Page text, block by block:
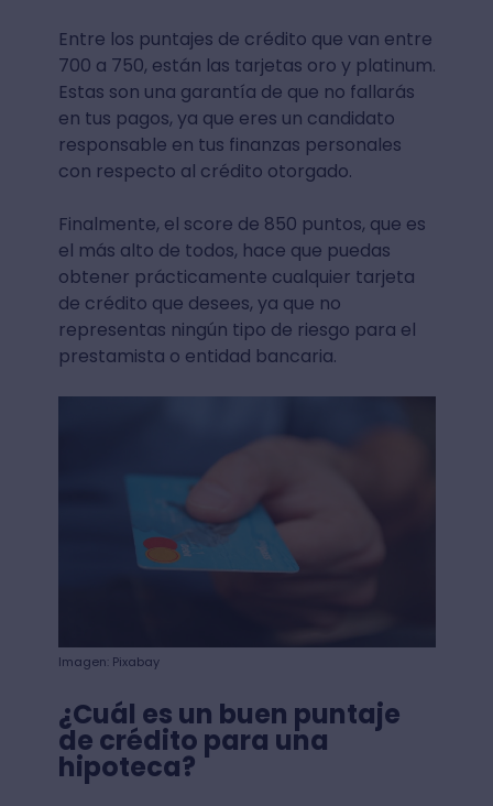
Entre los puntajes de crédito que van entre
700 a 750, están las tarjetas oro y platinum.
Estas son una garantía de que no fallarás
en tus pagos, ya que eres un candidato
responsable en tus finanzas personales
con respecto al crédito otorgado.
Finalmente, el score de 850 puntos, que es
el más alto de todos, hace que puedas
obtener prácticamente cualquier tarjeta
de crédito que desees, ya que no
representas ningún tipo de riesgo para el
prestamista o entidad bancaria.
Imagen: Pixabay
¿Cuál es un buen puntaje
de crédito para una
hipoteca?